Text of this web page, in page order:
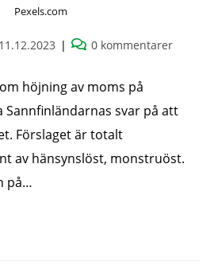
Pexels.com
11.12.2023 0 kommentarer
höjning av moms på
Sannfinländarnas svar på att
Förslaget är totalt
av hänsynslöst, monstruöst.
på…